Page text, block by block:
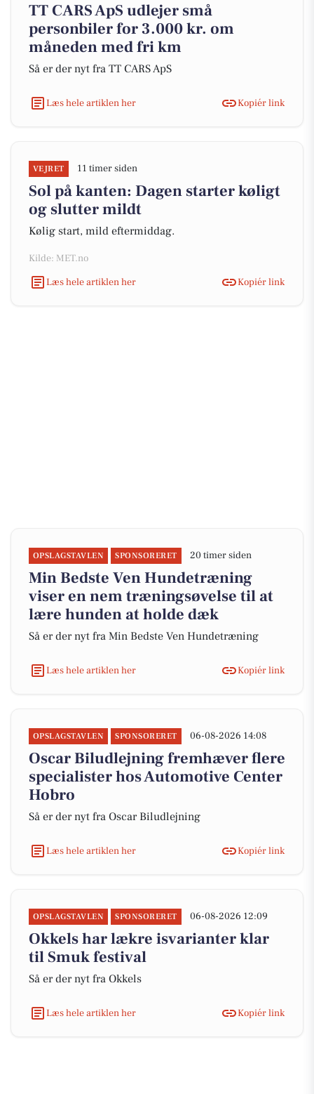
TT CARS ApS udlejer små
personbiler for 3.000 kr. om
måneden med fri km
Så er der nyt fra TT CARS ApS
Læs hele artiklen her Kopiér link
VEJRET 11 timer siden
Sol på kanten: Dagen starter køligt
og slutter mildt
Kølig start, mild eftermiddag.
Kilde: MET.no
Læs hele artiklen her
Kopiér link
OPSLAGSTAVLEN SPONSORERET 20 timer siden
Min Bedste Ven Hundetræning
viser en nem træningsøvelse til at
lære hunden at holde dæk
Så er der nyt fra Min Bedste Ven Hundetræning
Læs hele artiklen her Kopiér link
OPSLAGSTAVLEN SPONSORERET 06-08-2026 14:08
Oscar Biludlejning fremhæver flere
specialister hos Automotive Center
Hobro
Så er der nyt fra Oscar Biludlejning
Læs hele artiklen her Kopiér link
OPSLAGSTAVLEN SPONSORERET 06-08-2026 12:09
Okkels har lækre isvarianter klar
til Smuk festival
Så er der nyt fra Okkels
Læs hele artiklen her Kopiér link